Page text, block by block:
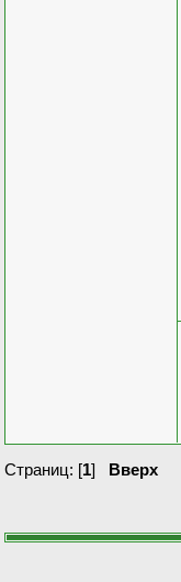
Страниц: [1] Вверх